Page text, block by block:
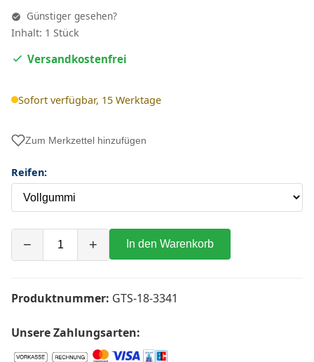
Günstiger gesehen?
Inhalt: 1 Stück
Versandkostenfrei
Sofort verfügbar, 15 Werktage
Zum Merkzettel hinzufügen
Reifen:
− + In den Warenkorb
Produktnummer: GTS-18-3341
Unsere Zahlungsarten: